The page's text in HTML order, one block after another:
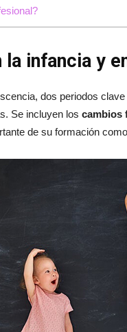
la infancia y
dos periodos
Se incluyen los cambios
de su formación